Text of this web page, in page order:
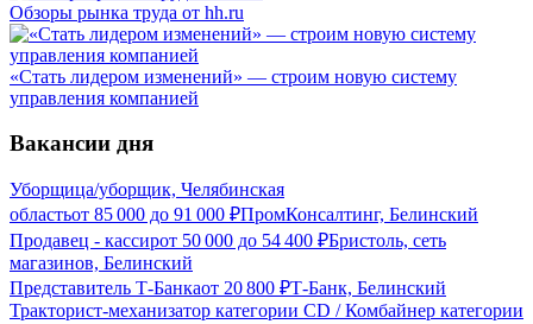
Обзоры рынка труда от hh.ru
«Стать лидером изменений» — строим новую систему
управления компанией
Вакансии дня
Уборщица/уборщик, Челябинская
областьот 85 000 до 91 000 ₽ПромКонсалтинг, Белинский
Продавец - кассирот 50 000 до 54 400 ₽Бристоль, сеть
магазинов, Белинский
Представитель Т-Банкаот 20 800 ₽Т-Банк, Белинский
Тракторист-механизатор категории CD / Комбайнер категории